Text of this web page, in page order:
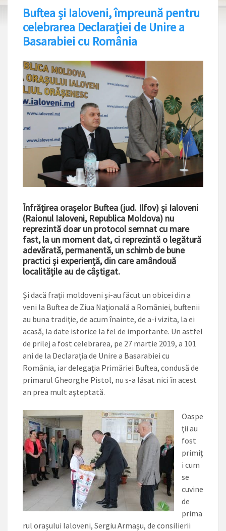
Buftea și Ialoveni, împreună pentru
celebrarea Declaraţiei de Unire a
Basarabiei cu România
Înfrăţirea oraşelor Buftea (jud. Ilfov) şi Ialoveni
(Raionul Ialoveni, Republica Moldova) nu
reprezintă doar un protocol semnat cu mare
fast, la un moment dat, ci reprezintă o legătură
adevărată, permanentă, un schimb de bune
practici şi experienţă, din care amândouă
localităţile au de câştigat.
Şi dacă fraţii moldoveni şi-au făcut un obicei din a
veni la Buftea de Ziua Naţională a României, buftenii
au buna tradiţie, de acum înainte, de a-i vizita, la ei
acasă, la date istorice la fel de importante. Un astfel
de prilej a fost celebrarea, pe 27 martie 2019, a 101
ani de la Declarația de Unire a Basarabiei cu
România, iar delegaţia Primăriei Buftea, condusă de
primarul Gheorghe Pistol, nu s-a lăsat nici în acest
an prea mult aşteptată.
Oaspe
ţii au
fost
primiţ
i cum
se
cuvine
de
prima
rul oraşului Ialoveni, Sergiu Armaşu, de consilierii